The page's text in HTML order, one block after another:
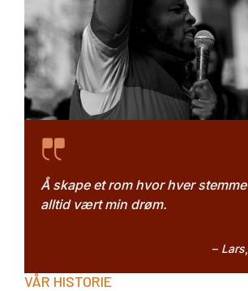
Å skape et rom hvor hver
alltid vært min drøm.
– Lars
VÅR HISTORIE